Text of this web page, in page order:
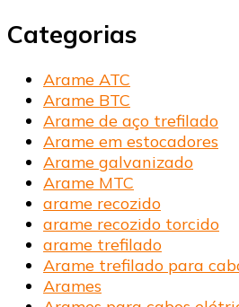
Categorias
Arame ATC
Arame BTC
Arame de aço trefilado
Arame em estocadores
Arame galvanizado
Arame MTC
arame recozido
arame recozido torcido
arame trefilado
Arame trefilado para
Arames